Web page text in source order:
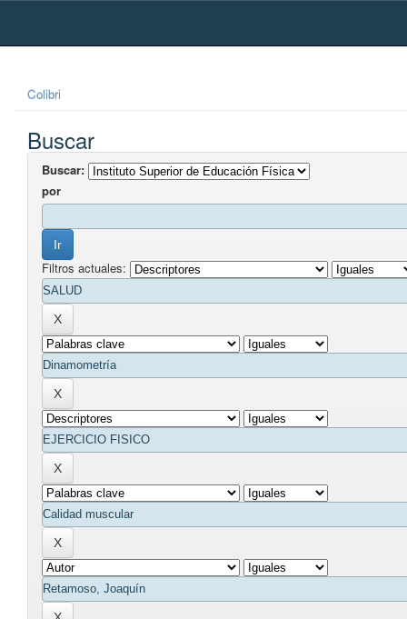
Skip
Colibri
Buscar
Buscar:
por
Filtros actuales: